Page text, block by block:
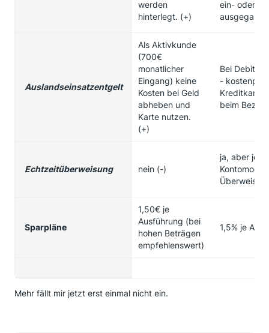
werden
hinterlegt. (+)
ein- oder
Auslandseinsatzentgelt
Als Aktivkunde
(700€
monatlicher
Eingang) keine
Kosten bei Geld
abheben und
Karte nutzen.
(+)
Bei
-
Kreditkarte
beim
Echtzeitüberweisung nein (-)
ja, aber je
Sparpläne
1,50€ je
Ausführung (bei
hohen Beträgen
empfehlenswert)
1,5% je
Mehr fällt mir jetzt erst einmal nicht ein.